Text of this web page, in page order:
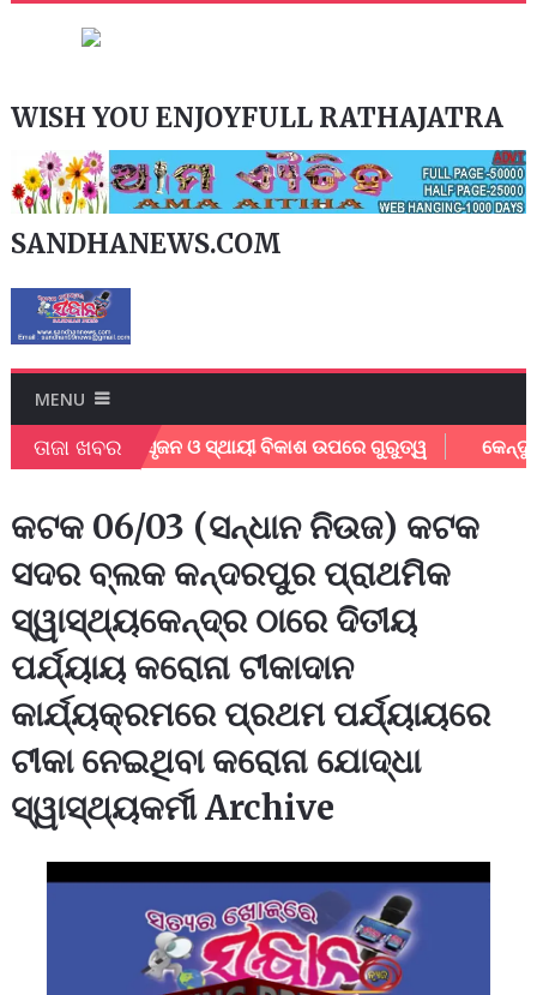
WISH YOU ENJOYFULL RATHAJATRA
SANDHANEWS.COM
MENU
ତାଜା ଖବର
ଶିକ୍ଷା, ନବସୃଜନ ଓ ସ୍ଥାୟୀ ବିକାଶ ଉପରେ ଗୁରୁତ୍ୱ
କଟକ 06/03 (ସନ୍ଧାନ ନିଉଜ) କଟକ
ସଦର ବ୍ଲକ କନ୍ଦରପୁର ପ୍ରାଥମିକ
ସ୍ୱାସ୍ଥ୍ୟକେନ୍ଦ୍ର ଠାରେ ଦିତୀୟ
ପର୍ଯ୍ୟାୟ କରୋନା ଟୀକାଦାନ
କାର୍ଯ୍ୟକ୍ରମରେ ପ୍ରଥମ ପର୍ଯ୍ୟାୟରେ
ଟୀକା ନେଇଥିବା କରୋନା ଯୋଦ୍ଧା
ସ୍ୱାସ୍ଥ୍ୟକର୍ମୀ Archive